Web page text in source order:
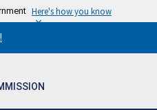
Here's how you know